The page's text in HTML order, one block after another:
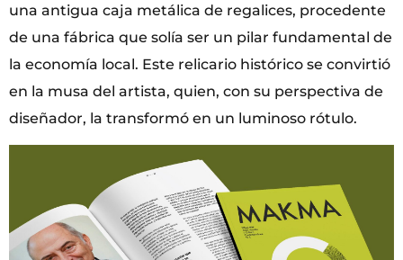
una antigua caja metálica de regalices, procedente
de una fábrica que solía ser un pilar fundamental de
la economía local. Este relicario histórico se convirtió
en la musa del artista, quien, con su perspectiva de
diseñador, la transformó en un luminoso rótulo.